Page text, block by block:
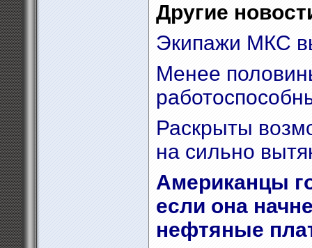
Другие
Экипажи МКС
Менее
Раскрыты
на сильно
Американцы
если она
нефтяные